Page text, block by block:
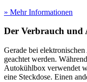
» Mehr Informationen
Der Verbrauch und
Gerade bei
geachtet werden. Während
Autokühlbox verwendet
eine Steckdose. Einen